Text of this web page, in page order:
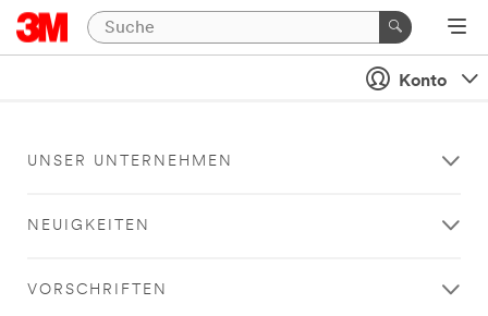
Konto
UNSER UNTERNEHMEN
NEUIGKEITEN
VORSCHRIFTEN